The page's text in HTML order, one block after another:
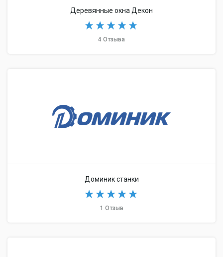
Деревянные окна Декон
4 Отзыва
Доминик станки
1 Отзыв